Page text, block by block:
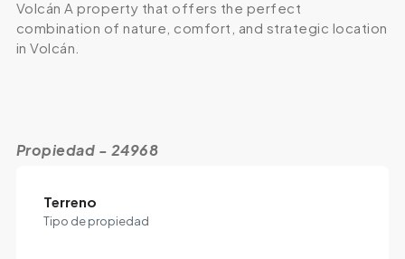
Volcán A property that offers the perfect
combination of nature, comfort, and strategic location
in Volcán.
Propiedad - 24968
Terreno
Tipo de propiedad